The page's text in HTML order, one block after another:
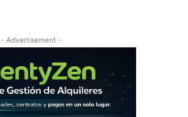
- Advertisement -